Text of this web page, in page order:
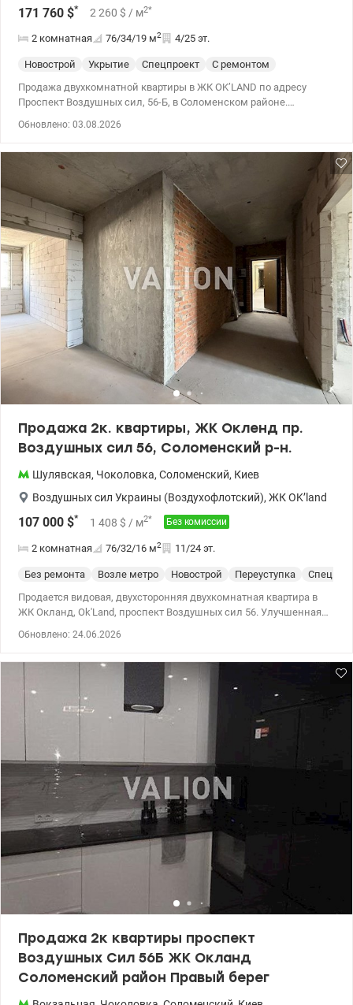
171 760 $* 2 260 $ / м2*
2 комнатная 76/34/19 м2 4/25 эт.
Новострой Укрытие Спецпроект
С ремонтом
Продажа двухкомнатной квартиры в ЖК OK’LAND по адресу
Проспект Воздушных сил, 56-Б, в Соломенском районе.
только что завершенным ремонтом, полностью готова к
отключения работает лифт, есть вода и отопление. ЖК OK’LAND
это комплекс комфорт-класса от надежного застройщика РИЭЛ,
построенный по монолитно-каркасной технологии, утепленный
минеральной ватой, имеющий закрытую территорию с
видеонаблюдением и охраной. На территории есть
супермаркеты, кафе, аптеки, рестораны, спортивные и детские
площадки. Также в ЖК OK'Land есть зоны отдыха, подземный
паркинг на 750 мест и гостевой паркинг. В пешей доступности
гипермаркеты NOVUS, Сильпо, АТБ, детские садики, школы.
Удобная транспортная развязка. Цена 171760 у.е. Марина
0937935908 valion.ua/1149755
Обновлено: 03.08.2026
Продажа 2к. квартиры, ЖК Окленд пр.
Воздушных сил 56, Соломенский р-н.
Шулявская, Чоколовка, Соломенский, Киев
Воздушных сил Украины (Воздухофлотский), ЖК OK’land
107 000 $* 1 408 $ / м2* Без комиссии
2 комнатная 76/32/16 м2 11/24 эт.
Без ремонта Возле метро Новострой Переуступка
Продается видовая, двухсторонняя двухкомнатная квартира в
ЖК Окланд, Ok'Land, проспект Воздушных сил 56. Улучшенная
гостиная • Прихожая и туалет. • Панорамные окна на пол. •
двор и город.  Внутренние стены в квартире можно сносить и
делать перепланировку. Дом №1. (по счету от проспекта третий)
Этаж11 и 24. Для отопления в доме установлена ​​собственная
газовая котельная. Технология – Умный дом. (Управляйте Вашей
квартирой со смартфона) • Квартира продается по переуступке. В
день покупки по переуступке, Вы можете одновременно
оформить право собственности. Инна 0674047669
Цена:107000у.е. valion.ua/1146365
Обновлено: 24.06.2026
Продажа 2к квартиры проспект
Воздушных Сил 56Б ЖК Окланд
Соломенский район Правый берег